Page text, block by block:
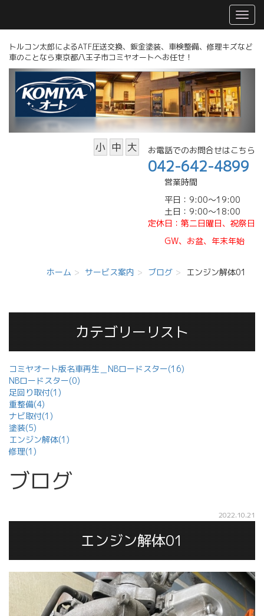
トルコン太郎によるATF圧送交換、鈑金塗装、車検整備、修理キズなど
車のことなら東京都八王子市コミヤオートへお任せ！
お電話でのお問合せはこちら
042-642-4899
営業時間
平日：9:00～19:00
土日：9:00～18:00
定休日 ：第二日曜日、祝祭日
GW、 お盆、年末年始
小 中 大
ホーム サービス案内 ブログ エンジン解体01
カテゴリーリスト
コミヤオート版名車再生＿NBロードスター(16)
NBロードスター(0)
足回り取付(1)
重整備(4)
ナビ取付(1)
塗装(5)
エンジン解体(1)
修理(1)
ブログ
2022.10.21
エンジン解体01